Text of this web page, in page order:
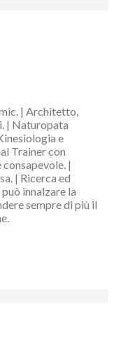
| Architetto,
| Naturopata
e
Trainer con
consapevole. |
| Ricerca ed
innalzare la
sempre di più il